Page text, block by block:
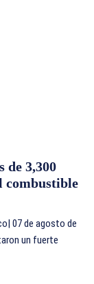
de 3,300
combustible
07 de agosto de
un fuerte